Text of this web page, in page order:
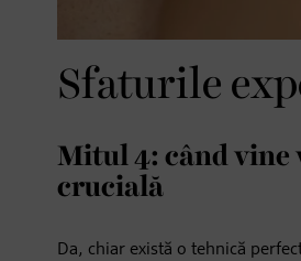
Sfaturile
Mitul 4: când vine
crucială
Da, chiar există o tehnică